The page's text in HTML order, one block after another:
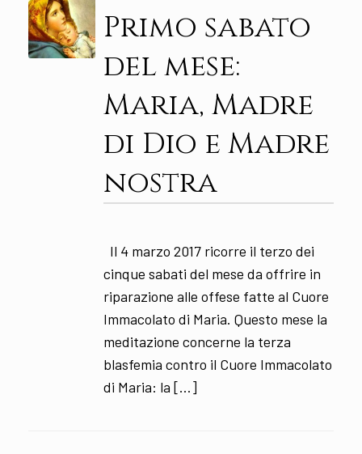
Primo sabato
del mese:
Maria, Madre
di Dio e Madre
nostra
Il 4 marzo 2017 ricorre il terzo dei
cinque sabati del mese da offrire in
riparazione alle offese fatte al Cuore
Immacolato di Maria. Questo mese la
meditazione concerne la terza
blasfemia contro il Cuore Immacolato
di Maria: la […]